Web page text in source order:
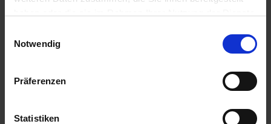
Notwendig
Präferenzen
Statistiken